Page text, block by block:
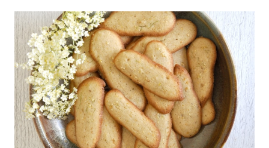
CHOCOLAT